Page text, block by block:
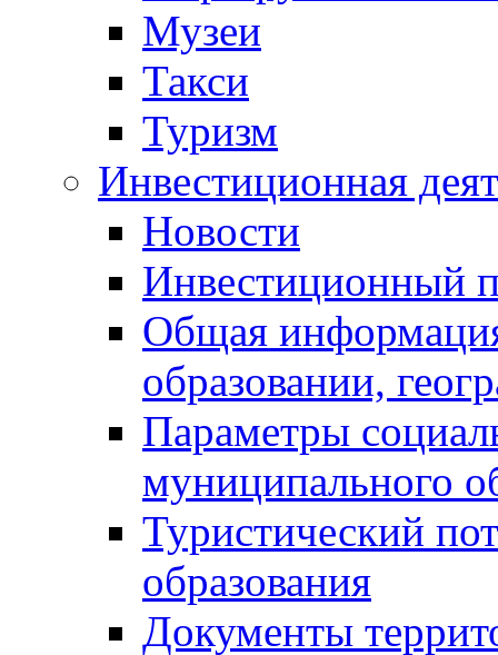
Музеи
Такси
Туризм
Инвестиционная
Новости
Инвестиционный
Общая
образовании,
Параметры
муниципального
Туристический
образования
Документы